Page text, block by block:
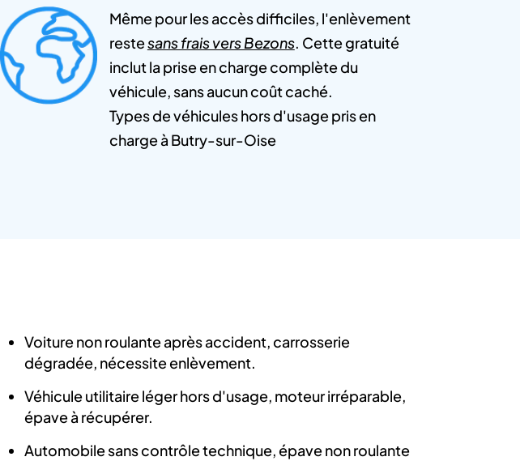
Même pour les accès difficiles, l'enlèvement
restesans frais vers Bezons. Cette gratuité
inclut la prise en charge complète du
véhicule, sans aucun coût caché.
Types de véhicules hors d'usage pris en
charge à Butry-sur-Oise
Voiture non roulante après accident, carrosserie
dégradée, nécessite enlèvement.
Véhicule utilitaire léger hors d'usage, moteur irréparable,
épave à récupérer.
Automobile sans contrôle technique, épave non roulante